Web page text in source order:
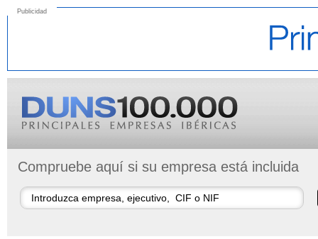
Publicidad
Compruebe aquí si su empresa está incluida